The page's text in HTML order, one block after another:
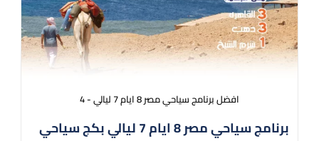
افضل برنامج سياحي مصر 8 ايام 7 ليالي - 4
برنامج سياحي مصر 8 ايام 7 ليالي بكج سياحي